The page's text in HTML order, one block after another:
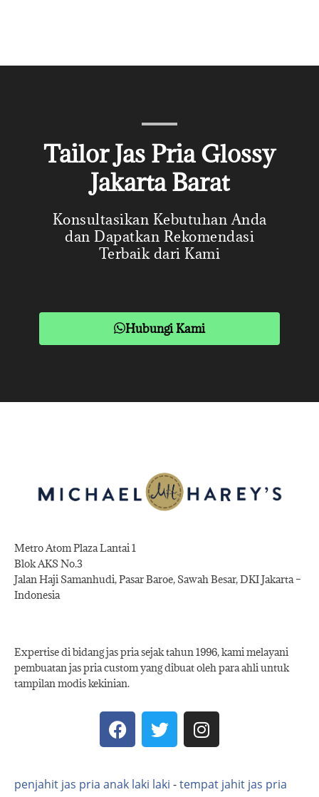
Tailor Jas Pria Glossy
Jakarta Barat
Konsultasikan Kebutuhan Anda
dan Dapatkan Rekomendasi
Terbaik dari Kami
Hubungi Kami
Metro Atom Plaza Lantai 1
Blok AKS No.3
Jalan Haji Samanhudi, Pasar Baroe, Sawah Besar, DKI Jakarta –
Indonesia
Expertise di bidang jas pria sejak tahun 1996, kami melayani
pembuatan jas pria custom yang dibuat oleh para ahli untuk
tampilan modis kekinian.
penjahit jas pria anak laki laki -tempat jahit jas pria